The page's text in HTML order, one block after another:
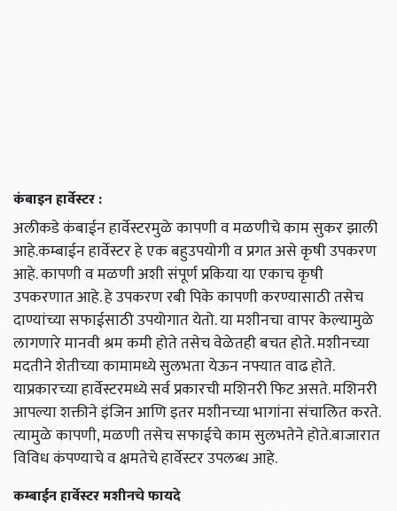
कंबाइन हार्वेस्टर :
अलीकडे कंबाईन हार्वेस्टरमुळे कापणी व मळणीचे काम सुकर झाली
आहे.कम्बाईन हार्वेस्टर हे एक बहुउपयोगी व प्रगत असे कृषी उपकरण
आहे. कापणी व मळणी अशी संपूर्ण प्रकिया या एकाच कृषी
उपकरणात आहे. हे उपकरण रबी पिके कापणी करण्यासाठी तसेच
दाण्यांच्या सफाईसाठी उपयोगात येतो. या मशीनचा वापर केल्यामुळे
लागणारे मानवी श्रम कमी होते तसेच वेळेतही बचत होते. मशीनच्या
मदतीने शेतीच्या कामामध्ये सुलभता येऊन नफ्यात वाढ होते.
याप्रकारच्या हार्वेस्टरमध्ये सर्व प्रकारची मशिनरी फिट असते. मशिनरी
आपल्या शक्तीने इंजिन आणि इतर मशीनच्या भागांना संचालित करते.
त्यामुळे कापणी, मळणी तसेच सफाईचे काम सुलभतेने होते.बाजारात
विविध कंपण्याचे व क्षमतेचे हार्वेस्टर उपलब्ध आहे.
कम्बाईन हार्वेस्टर मशीनचे फायदे